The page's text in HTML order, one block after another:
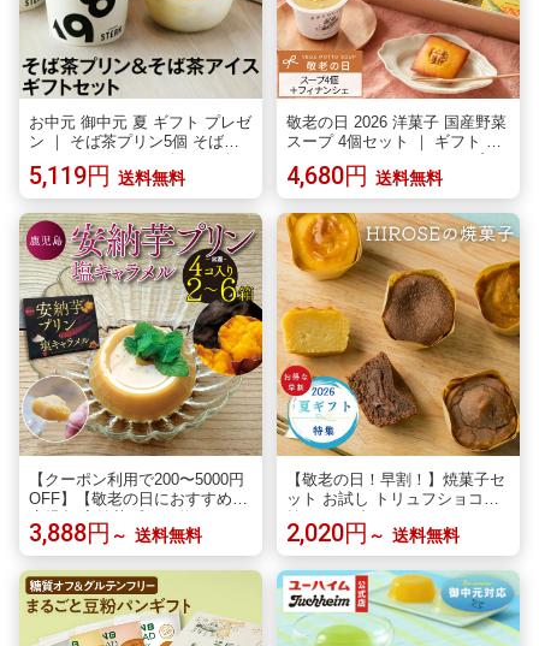
お中元 御中元 夏 ギフト プレゼ
ン ｜ そば茶プリン5個 そば茶
アイス4個 セット｜父の日ギフ
ト 蕎麦 そば スイーツ プリン
アイスクリーム 信州 長野県 高
級 お祝い 内祝 誕生日 お返し
5,119円 送料無料
敬老の日 2026 洋菓子 国産野菜
スープ 4個セット ｜ ギフト プ
レゼント ラッピング カップス
ープ ｜ レンジ 1分 簡単 グルメ
実用的 感謝 ありがとう 常温 お
しゃれ 送料無料 配送日指定可
健康 ヘルシー 野菜たっぷり
4,680円 送料無料
【クーポン利用で200〜5000円
OFF】【敬老の日におすすめ】
鹿児島 安納芋プリン 塩キャラ
メル ( 4個入り ) 2〜6箱 芋 お菓
子 スイーツ 安納 常温 鹿児島県
敬老の日 職場 同僚 取引先 産地
直送 お取り寄せ ギフト プレゼ
ント 贈り物 送料無料
3,888円 ～ 送料無料
【敬老の日！早割！】焼菓子セ
ット お試し トリュフショコラ
焼きモンブラン スイートポテト
焼きかぼちゃ プチギフト お土
産 茨城 手土産 栗スイーツ くり
かぼちゃ さつまいも モンブラ
ン 個包装 贈答用 誕生日プレゼ
ント お菓子処ひろせ公式 夏ギ
フト 敬老の日ギフト
2,020円 ～ 送料無料